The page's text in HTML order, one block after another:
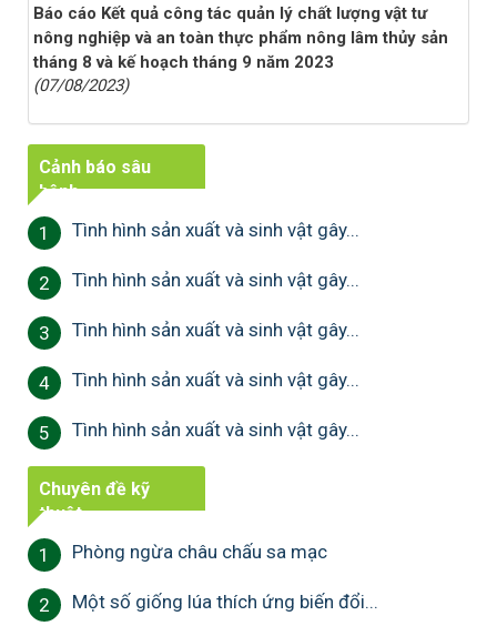
Báo cáo Kết quả công tác quản lý chất lượng vật tư
nông nghiệp và an toàn thực phẩm nông lâm thủy sản
tháng 8 và kế hoạch tháng 9 năm 2023
(07/08/2023)
Cảnh báo sâu
bệnh
1 Tình hình sản xuất và sinh vật gây...
2 Tình hình sản xuất và sinh vật gây...
3 Tình hình sản xuất và sinh vật gây...
4 Tình hình sản xuất và sinh vật gây...
5 Tình hình sản xuất và sinh vật gây...
Chuyên đề kỹ
thuật
1 Phòng ngừa châu chấu sa mạc
2 Một số giống lúa thích ứng biến đổi...